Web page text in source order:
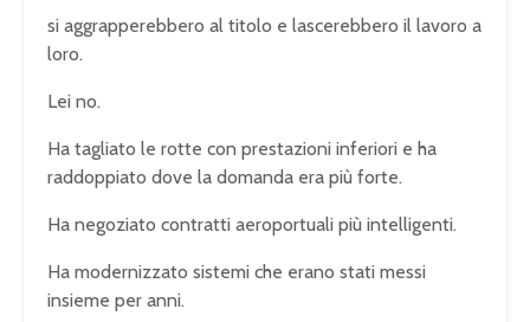
si aggrapperebbero al titolo e lascerebbero il lavoro a
loro.
Lei no.
Ha tagliato le rotte con prestazioni inferiori e ha
raddoppiato dove la domanda era più forte.
Ha negoziato contratti aeroportuali più intelligenti.
Ha modernizzato sistemi che erano stati messi
insieme per anni.